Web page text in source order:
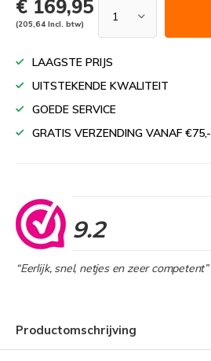
€ 169,95
(205,64 Incl. btw)
LAAGSTE PRIJS
UITSTEKENDE KWALITEIT
GOEDE SERVICE
GRATIS VERZENDING VANAF €75,-
9.2
“Eerlijk, snel, netjes en zeer competent”
Productomschrijving